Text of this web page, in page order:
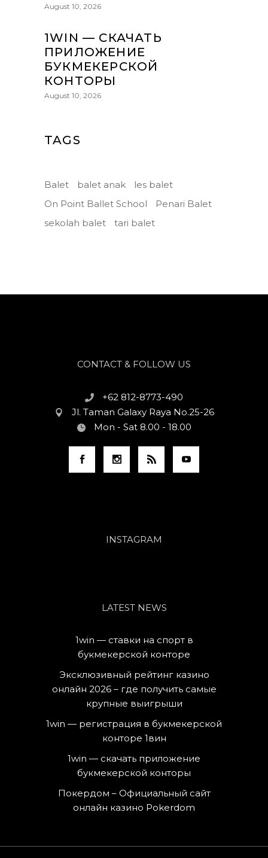
August 10, 2026
1WIN — СКАЧАТЬ
ПРИЛОЖЕНИЕ
БУКМЕКЕРСКОЙ
КОНТОРЫ
August 10, 2026
TAGS
Balet balet anak
les balet
On Point Ballet School
Penari Balet
sekolah balet
tari balet
CONTACT & FOLLOW US
+62 812-8773-490
Jl. Taman Galaxy Raya No.25-26
Mon - Sat 8.00 - 18.00
INSTAGRAM
LATEST NEWS
1win — ставки на спорт в
букмекерской конторе
Эксклюзивный рейтинг казино
онлайн 2026 – где получить самые
крупные выигрыши
1win — регистрация в букмекерской
конторе 1вин
1win — скачать приложение
букмекерской конторы
Покердом – Официальный сайт
онлайн казино Pokerdom